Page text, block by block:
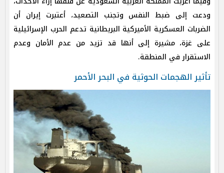
ودعت إلى ضبط النفس وتجنب التصعيد، أعتبرت إيران أن
الضربات العسكرية الأميركية البريطانية تدعم الحرب الإسرائيلية
على غزة، مشيرة إلى أنها قد تزيد من عدم الأمان وعدم
الاستقرار في المنطقة.
تأثير الهجمات الحوثية في البحر الأحمر